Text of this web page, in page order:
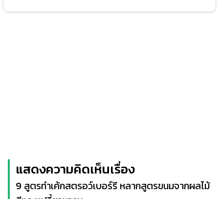
แสดงความคิดเห็นเรื่อง
9 สูตรทำเค้กสตรอว์เบอร์รี หลากสูตรขนมจากผลไม้